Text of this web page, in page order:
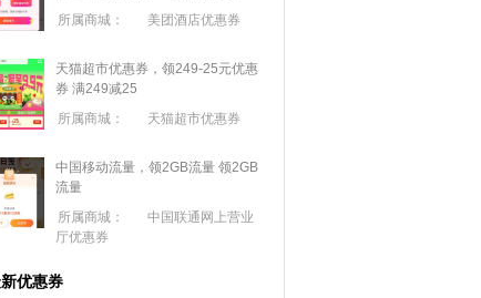
所属商城：
美团酒店优惠券
天猫超市优惠券，领249-25元优惠
券 满249减25
所属商城：
天猫超市优惠券
中国移动流量，领2GB流量 领2GB
流量
所属商城：
中国联通网上营业
厅优惠券
优惠券